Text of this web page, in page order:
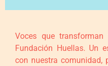
Voces que
Fundación Huellas. Un
con nuestra comunidad,